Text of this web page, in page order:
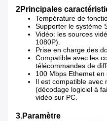
2Principales
Température de
Supporter le système
Vidéo: les sources
1080P).
Prise en charge des
Compatible avec les
télécommandes de
100 Mbps Ethemet en
Il est compatible avec
(décodage logiciel à
vidéo sur PC.
3.Paramètre